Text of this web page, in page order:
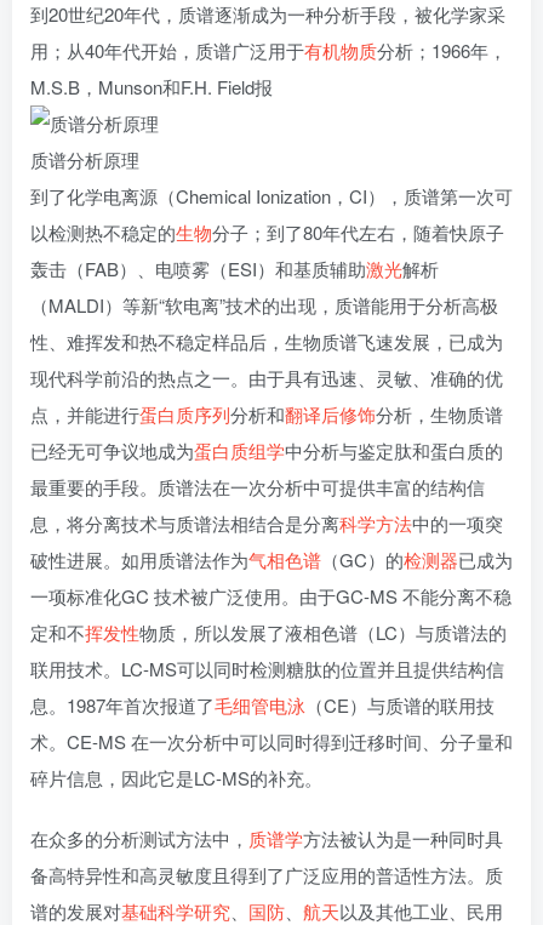
到20世纪20年代，质谱逐渐成为一种分析手段，被化学家采
用；从40年代开始，质谱广泛用于有机物质分析；1966年，
M.S.B，Munson和F.H. Field报
质谱分析原理
到了化学电离源（Chemical Ionization，CI），质谱第一次可
以检测热不稳定的生物分子；到了80年代左右，随着快原子
轰击（FAB）、电喷雾（ESI）和基质辅助激光解析
（MALDI）等新“软电离”技术的出现，质谱能用于分析高极
性、难挥发和热不稳定样品后，生物质谱飞速发展，已成为
现代科学前沿的热点之一。由于具有迅速、灵敏、准确的优
点，并能进行蛋白质序列分析和翻译后修饰分析，生物质谱
已经无可争议地成为蛋白质组学中分析与鉴定肽和蛋白质的
最重要的手段。质谱法在一次分析中可提供丰富的结构信
息，将分离技术与质谱法相结合是分离科学方法中的一项突
破性进展。如用质谱法作为气相色谱 （GC）的检测器已成为
一项标准化GC 技术被广泛使用。由于GC-MS 不能分离不稳
定和不挥发性物质，所以发展了液相色谱（LC）与质谱法的
联用技术。LC-MS可以同时检测糖肽的位置并且提供结构信
息。1987年首次报道了毛细管电泳 （CE）与质谱的联用技
术。CE-MS 在一次分析中可以同时得到迁移时间、分子量和
碎片信息，因此它是LC-MS的补充。
在众多的分析测试方法中， 质谱学方法被认为是一种同时具
备高特异性和高灵敏度且得到了广泛应用的普适性方法。质
谱的发展对基础科学研究 国防 航天以及其他工业、民用